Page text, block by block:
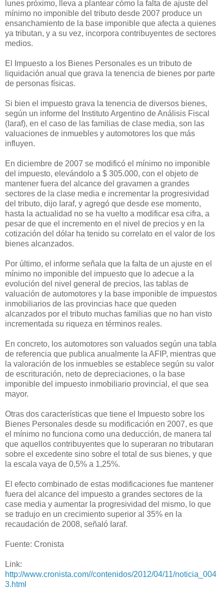
lunes próximo, lleva a plantear cómo la falta de ajuste del
mínimo no imponible del tributo desde 2007 produce un
ensanchamiento de la base imponible que afecta a quienes
ya tributan, y a su vez, incorpora contribuyentes de sectores
medios.
El Impuesto a los Bienes Personales es un tributo de
liquidación anual que grava la tenencia de bienes por parte
de personas físicas.
Si bien el impuesto grava la tenencia de diversos bienes,
según un informe del Instituto Argentino de Análisis Fiscal
(Iaraf), en el caso de las familias de clase media, son las
valuaciones de inmuebles y automotores los que más
influyen.
En diciembre de 2007 se modificó el mínimo no imponible
del impuesto, elevándolo a $ 305.000, con el objeto de
mantener fuera del alcance del gravamen a grandes
sectores de la clase media e incrementar la progresividad
del tributo, dijo Iaraf, y agregó que desde ese momento,
hasta la actualidad no se ha vuelto a modificar esa cifra, a
pesar de que el incremento en el nivel de precios y en la
cotización del dólar ha tenido su correlato en el valor de los
bienes alcanzados.
Por último, el informe señala que la falta de un ajuste en el
mínimo no imponible del impuesto que lo adecue a la
evolución del nivel general de precios, las tablas de
valuación de automotores y la base imponible de impuestos
inmobiliarios de las provincias hace que queden
alcanzados por el tributo muchas familias que no han visto
incrementada su riqueza en términos reales.
En concreto, los automotores son valuados según una tabla
de referencia que publica anualmente la AFIP, mientras que
la valoración de los inmuebles se establece según su valor
de escrituración, neto de depreciaciones, o la base
imponible del impuesto inmobiliario provincial, el que sea
mayor.
Otras dos características que tiene el Impuesto sobre los
Bienes Personales desde su modificación en 2007, es que
el mínimo no funciona como una deducción, de manera tal
que aquellos contribuyentes que lo superaran no tributaran
sobre el excedente sino sobre el total de sus bienes, y que
la escala vaya de 0,5% a 1,25%.
El efecto combinado de estas modificaciones fue mantener
fuera del alcance del impuesto a grandes sectores de la
case media y aumentar la progresividad del mismo, lo que
se tradujo en un crecimiento superior al 35% en la
recaudación de 2008, señaló Iaraf.
Fuente: Cronista
Link:
http://www.cronista.com//contenidos/2012/04/11/noticia_004
3.html